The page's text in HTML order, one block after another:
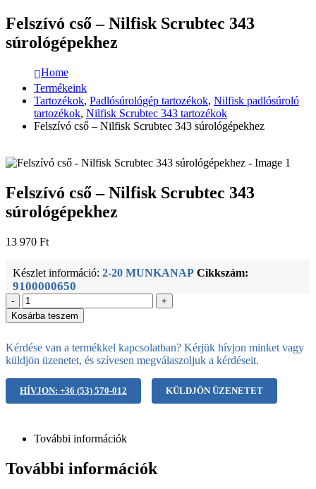
Felszívó cső – Nilfisk Scrubtec 343
súrológépekhez
Home
Termékeink
Tartozékok, Padlósúrológép tartozékok, Nilfisk padlósúroló
tartozékok, Nilfisk Scrubtec 343 tartozékok
Felszívó cső – Nilfisk Scrubtec 343 súrológépekhez
Felszívó cső – Nilfisk Scrubtec 343
súrológépekhez
13 970 Ft
Készlet információ: 2-20 MUNKANAP Cikkszám:
9100000650
-
+
Kosárba teszem
Kérdése van a termékkel kapcsolatban? Kérjük hívjon minket vagy
küldjön üzenetet, és szívesen megválaszoljuk a kérdéseit.
HÍVJON: +36 (53) 570-012 KÜLDJÖN ÜZENETET
További információk
További információk